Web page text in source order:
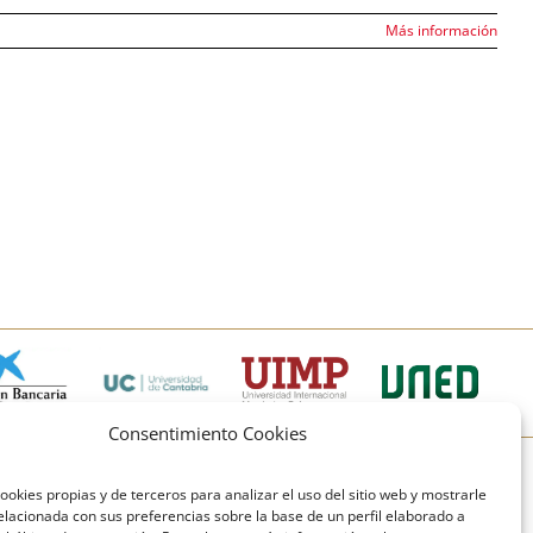
Consentimiento Cookies
propias y de terceros para analizar el uso del sitio web y mostrarle
con sus preferencias sobre la base de un perfil elaborado a
Más información
© Copyright Fundación Comillas
Política de cookies
Política de privacidad